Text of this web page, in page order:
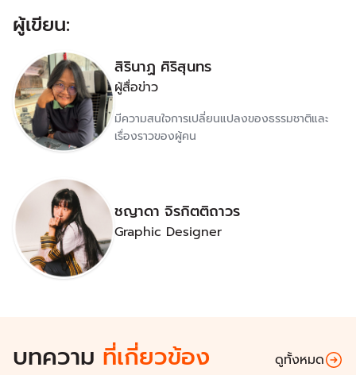
ผู้เขียน:
สิรินาฏ ศิริสุนทร
ผู้สื่อข่าว
มีความสนใจการเปลี่ยนแปลงของธรรมชาติและ
เรื่องราวของผู้คน
ชญาดา จิรกิตติถาวร
Graphic Designer
บทความ ที่เกี่ยวข้อง ดูทั้งหมด